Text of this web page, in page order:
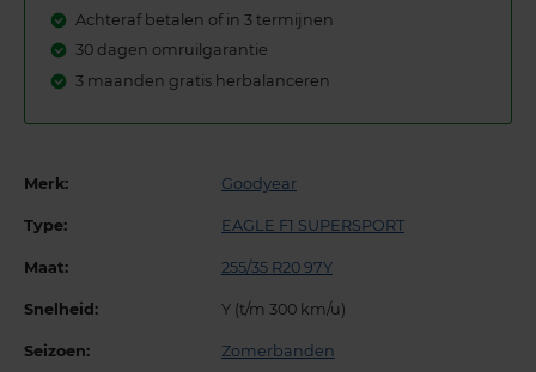
Achteraf betalen of in 3 termijnen
30 dagen omruilgarantie
3 maanden gratis herbalanceren
Merk: Goodyear
Type: EAGLE F1 SUPERSPORT
Maat: 255/35 R20 97Y
Snelheid: Y (t/m 300 km/u)
Seizoen: Zomerbanden